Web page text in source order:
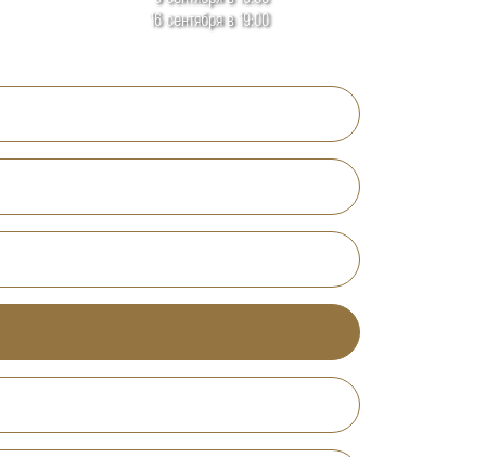
16 сентября в 19:00